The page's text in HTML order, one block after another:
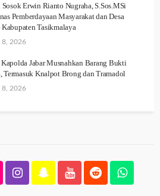
Erwin Rianto Nugraha, S.Sos.MSi
Pemberdayaan Masyarakat dan Desa
Tasikmalaya
8, 2026
Jabar Musnahkan Barang Bukti
Termasuk Knalpot Brong dan Tramadol
8, 2026